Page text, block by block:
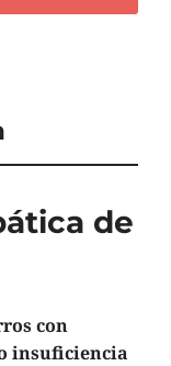
de
con
insuficiencia